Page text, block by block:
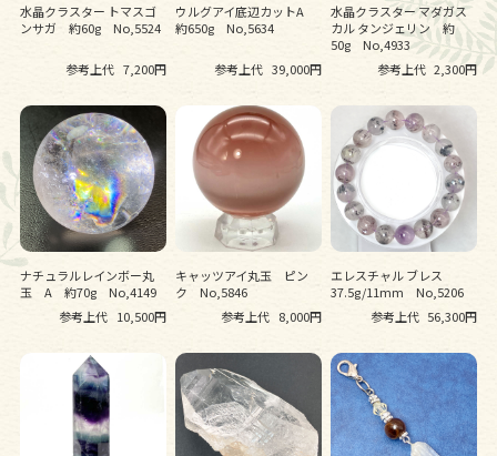
水晶クラスター トマスゴ
ンサガ 約60g No,5524
参考上代 7,200円
ウルグアイ底辺カットA
約650g No,5634
参考上代 39,000円
水晶クラスター マダガス
カル タンジェリン 約
50g No,4933
参考上代 2,300円
ナチュラルレインボー丸
玉 A 約70g No,4149
参考上代 10,500円
キャッツアイ丸玉 ピン
ク No,5846
参考上代 8,000円
エレスチャル ブレス
37.5g/11mm No,5206
参考上代 56,300円